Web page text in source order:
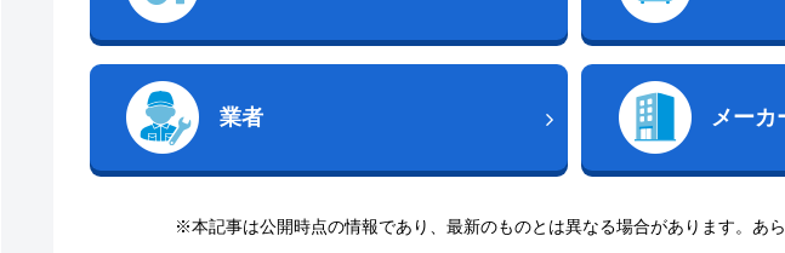
業者 メーカ
※本記事は公開時点の情報であり、最新のものとは異なる場合があります。あら